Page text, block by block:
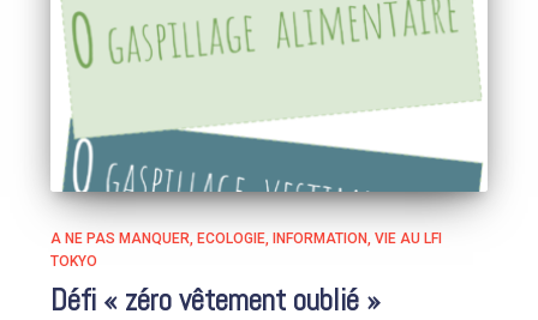
A NE PAS MANQUER ECOLOGIE INFORMATION VIE AU LFI
TOKYO
Défi « zéro vêtement oublié »